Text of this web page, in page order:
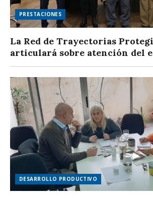
PRESTACIONES
La Red de Trayectorias
articulará sobre atención del
DESARROLLO PRODUCTIVO